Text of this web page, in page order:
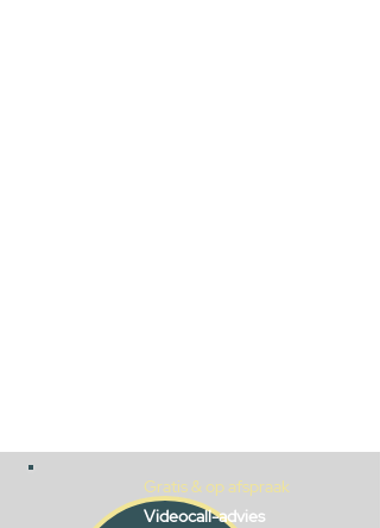
Gratis & op afspraak
Videocall-advies